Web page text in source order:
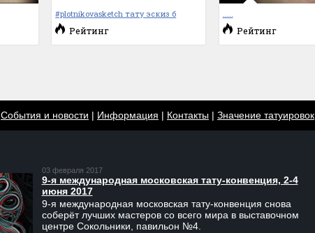
#plotnikovasketch тату эскиз б
Рейтинг Рейтинг
События и новости | Информация | Контакты | Значение татуировок
03 февраля 2017
9-я международная московская тату-конвенция, 2-4
июня 2017
9-я международная московская тату-конвенция снова
соберёт лучших мастеров со всего мира в выставочном
центре Сокольники, павильон №4.